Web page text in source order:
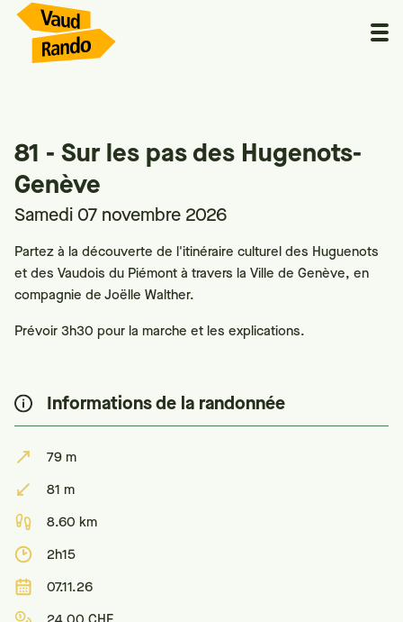
81 - Sur les pas des Hugenots-
Genève
Samedi 07 novembre 2026
Partez à la découverte de l'itinéraire culturel des Huguenots
et des Vaudois du Piémont à travers la Ville de Genève, en
compagnie de Joëlle Walther.
Prévoir 3h30 pour la marche et les explications.
Informations de la randonnée
79 m
81 m
8.60 km
2h15
07.11.26